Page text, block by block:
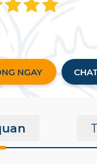
NGAY